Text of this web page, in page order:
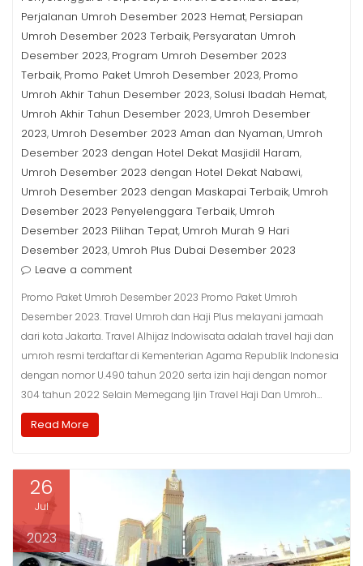
Perjalanan Umroh Desember 2023 Hemat, Persiapan
Umroh Desember 2023 Terbaik, Persyaratan Umroh
Desember 2023, Program Umroh Desember 2023
Terbaik, Promo Paket Umroh Desember 2023, Promo
Umroh Akhir Tahun Desember 2023, Solusi Ibadah Hemat,
Umroh Akhir Tahun Desember 2023, Umroh Desember
2023, Umroh Desember 2023 Aman dan Nyaman, Umroh
Desember 2023 dengan Hotel Dekat Masjidil Haram,
Umroh Desember 2023 dengan Hotel Dekat Nabawi,
Umroh Desember 2023 dengan Maskapai Terbaik, Umroh
Desember 2023 Penyelenggara Terbaik, Umroh
Desember 2023 Pilihan Tepat, Umroh Murah 9 Hari
Desember 2023, Umroh Plus Dubai Desember 2023
Leave a comment
Promo Paket Umroh Desember 2023 Promo Paket Umroh
Desember 2023. Travel Umroh dan Haji Plus melayani jamaah
dari kota Jakarta. Travel Alhijaz Indowisata adalah travel haji dan
umroh resmi terdaftar di Kementerian Agama Republik Indonesia
dengan nomor U.490 tahun 2020 serta izin haji dengan nomor
304 tahun 2022 Selain Memegang Ijin Travel Haji Dan Umroh…
Read More
26
Jul
2023